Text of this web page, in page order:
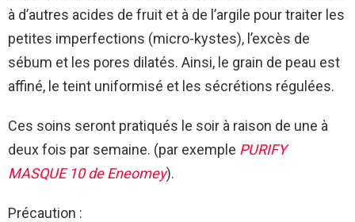
à d’autres acides de fruit et à de l’argile pour traiter les
petites imperfections (micro-kystes), l’excès de
sébum et les pores dilatés. Ainsi, le grain de peau est
affiné, le teint uniformisé et les sécrétions régulées.
Ces soins seront pratiqués le soir à raison de une à
deux fois par semaine. (par exemple PURIFY
MASQUE 10de Eneomey).
Précaution :